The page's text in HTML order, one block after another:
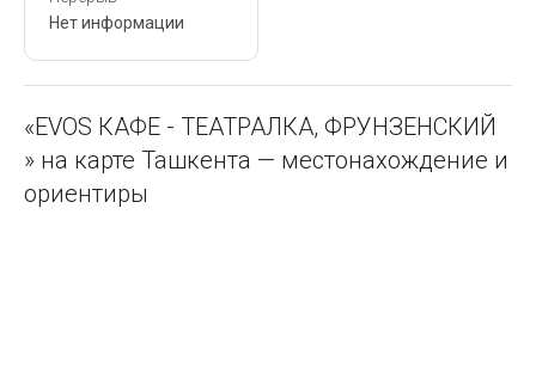
Нет информации
«EVOS КАФЕ - ТЕАТРАЛКА, ФРУНЗЕНСКИЙ
» на карте Ташкента — местонахождение и
ориентиры